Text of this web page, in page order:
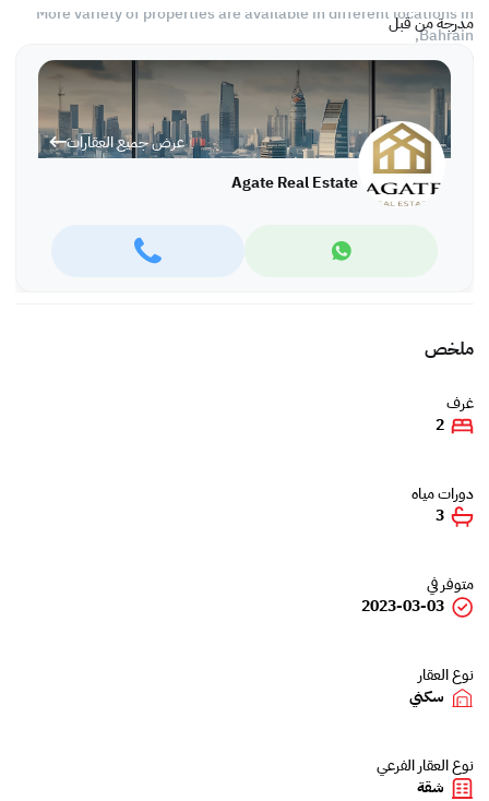
مدرجة من قبل
عرض جميع العقارات
Agate Real Estate
More variety of properties are available in different locations in
Bahrain,
For more information and viewing please call or WhatsApp:
Ivana Ivanova: +973 66663360, office: +973 17280288
ملخص
غرف
2
دورات مياه
3
متوفر في
2023-03-03
نوع العقار
سكني
نوع العقار الفرعي
شقة